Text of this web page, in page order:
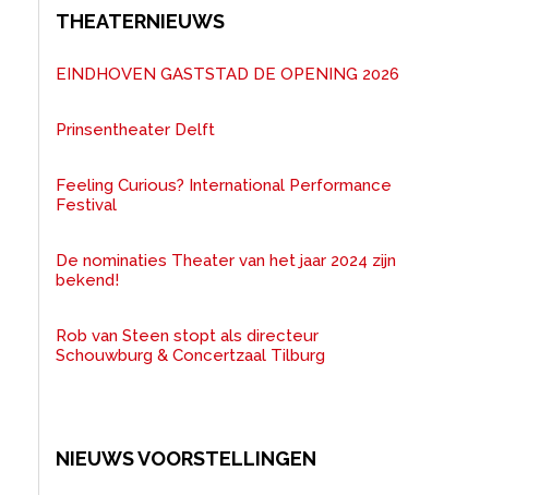
THEATERNIEUWS
EINDHOVEN GASTSTAD DE OPENING 2026
Prinsentheater Delft
Feeling Curious? International Performance
Festival
De nominaties Theater van het jaar 2024 zijn
bekend!
Rob van Steen stopt als directeur
Schouwburg & Concertzaal Tilburg
NIEUWS VOORSTELLINGEN